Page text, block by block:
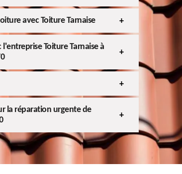
avec Toiture Tarnaise
Toiture Tarnaise à
la réparation urgente de